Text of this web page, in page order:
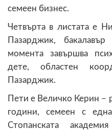
семеен бизнес.
Четвърта в листата е
Пазарджик,
момента завършва
дете, областен
Пазарджик.
Пети е Величко Керин –
години, семеен с
Стопанската